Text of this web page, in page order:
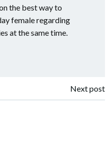
the best way to
female regarding
at the same time.
Navigazione
Next post